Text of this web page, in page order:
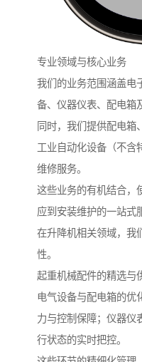
专业领域与核心业务
我们的业务范围涵盖电
备、仪器仪表、配电箱
同时，我们提供配电箱
工业自动化设备（不含
维修服务。
这些业务的有机结合，
应到安装维护的一站式
在升降机相关领域，我
性。
起重机械配件的精选与
电气设备与配电箱的优
力与控制保障；仪器仪
行状态的实时把控。